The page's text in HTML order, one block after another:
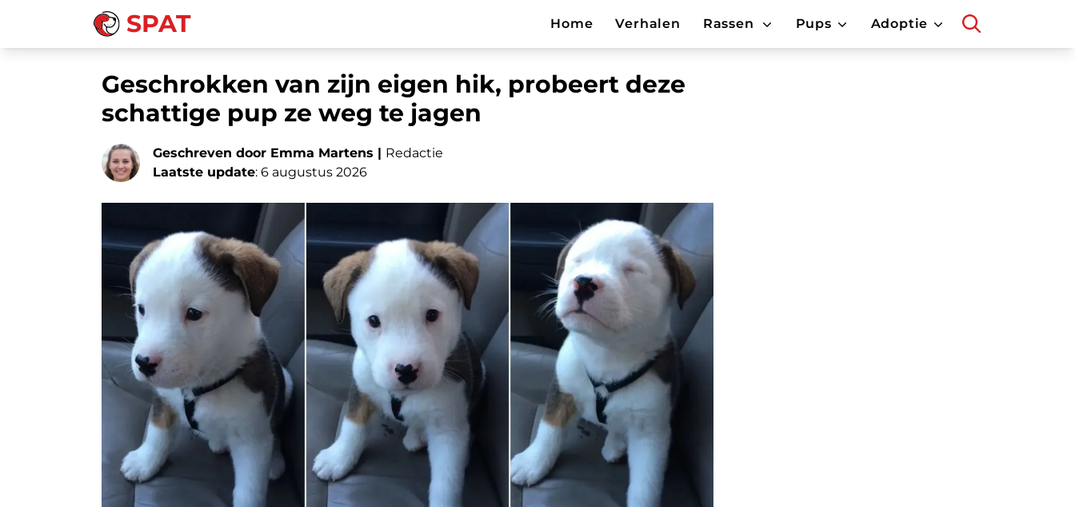
SPAT Home Verhalen Rassen Pups Adoptie
Geschrokken van zijn eigen hik, probeert deze
schattige pup ze weg te jagen
Geschreven door Emma Martens | Redactie
Laatste update: 6 augustus 2026